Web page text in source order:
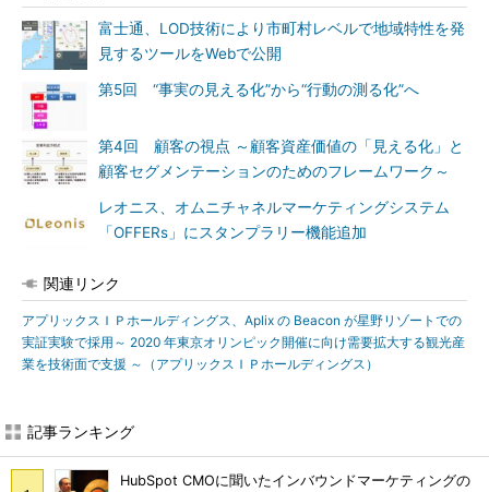
富士通、LOD技術により市町村レベルで地域特性を発
見するツールをWebで公開
第5回 “事実の見える化”から“行動の測る化”へ
第4回 顧客の視点 ～顧客資産価値の「見える化」と
顧客セグメンテーションのためのフレームワーク～
レオニス、オムニチャネルマーケティングシステム
「OFFERs」にスタンプラリー機能追加
関連リンク
アプリックスＩＰホールディングス、Aplix の Beacon が星野リゾートでの
実証実験で採用～ 2020 年東京オリンピック開催に向け需要拡大する観光産
業を技術面で支援 ～（アプリックスＩＰホールディングス）
記事ランキング
HubSpot CMOに聞いたインバウンドマーケティングの